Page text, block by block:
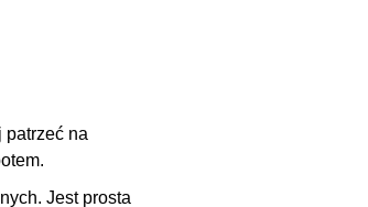
patrzeć na
Jest prosta